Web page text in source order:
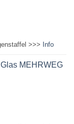
>>> Info
MEHRWEG